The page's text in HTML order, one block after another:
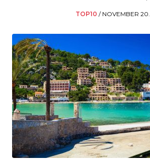
TOP10 / NOVEMBER 20.